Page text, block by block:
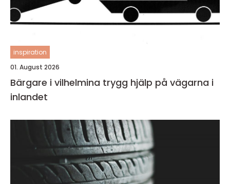
inspiration
01. August 2026
Bärgare i vilhelmina trygg hjälp på vägarna i
inlandet